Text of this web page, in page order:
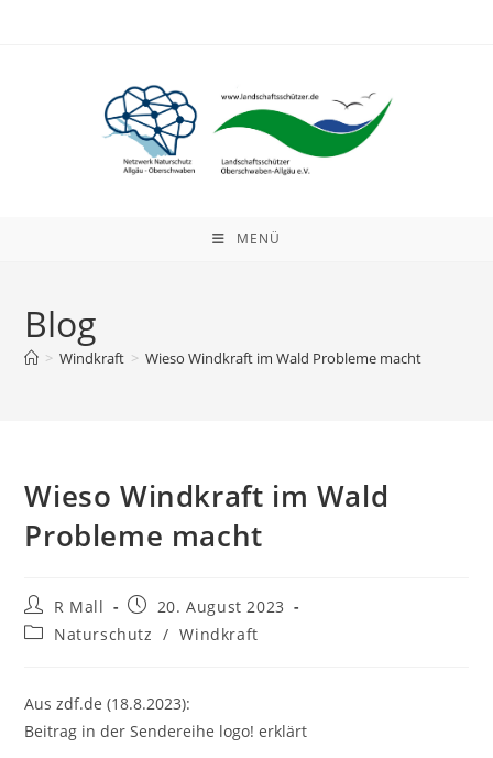
MENÜ
Blog
> Windkraft > Wieso Windkraft im Wald Probleme macht
Wieso Windkraft im Wald
Probleme macht
Beitrags-
Autor:
R Mall
Beitrag
veröffentlicht:
20. August 2023
Beitrags-
Naturschutz / Windkraft
Aus zdf.de (18.8.2023):
Beitrag in der Sendereihe logo! erklärt